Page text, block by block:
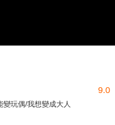
9.0
玩偶/我想變成大人